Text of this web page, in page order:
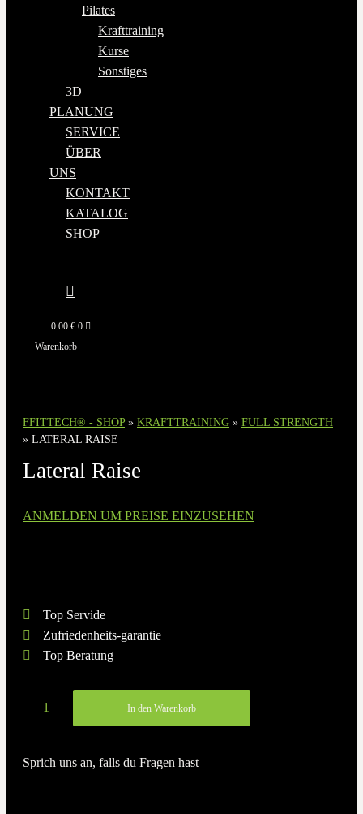
Pilates
Krafttraining
Kurse
Sonstiges
3D
PLANUNG
SERVICE
ÜBER
UNS
KONTAKT
KATALOG
SHOP
0,00€ 0
Warenkorb
FFITTECH® - SHOP» KRAFTTRAINING » FULL STRENGTH
» LATERAL RAISE
Lateral Raise
ANMELDEN UM PREISE EINZUSEHEN
Top Servide
Zufriedenheits-garantie
Top Beratung
In den Warenkorb
Sprich uns an, falls du Fragen hast